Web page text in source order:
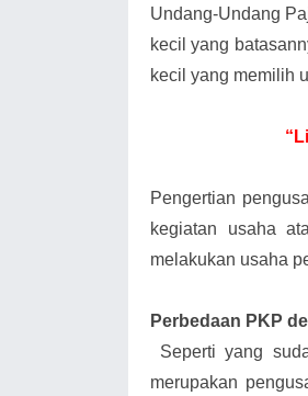
Undang-Undang
kecil yang
kecil yang memilih
Pengertian
kegiatan usaha
melakukan usaha
Perbedaan PKP
Seperti yang
merupakan